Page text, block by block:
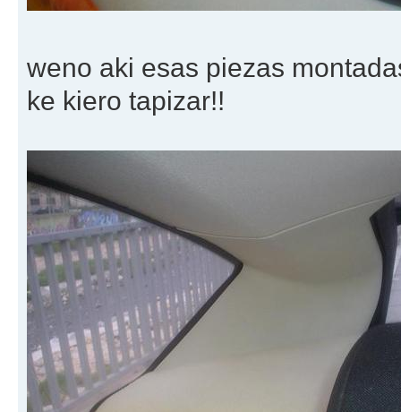
weno aki esas piezas
ke kiero tapizar!!